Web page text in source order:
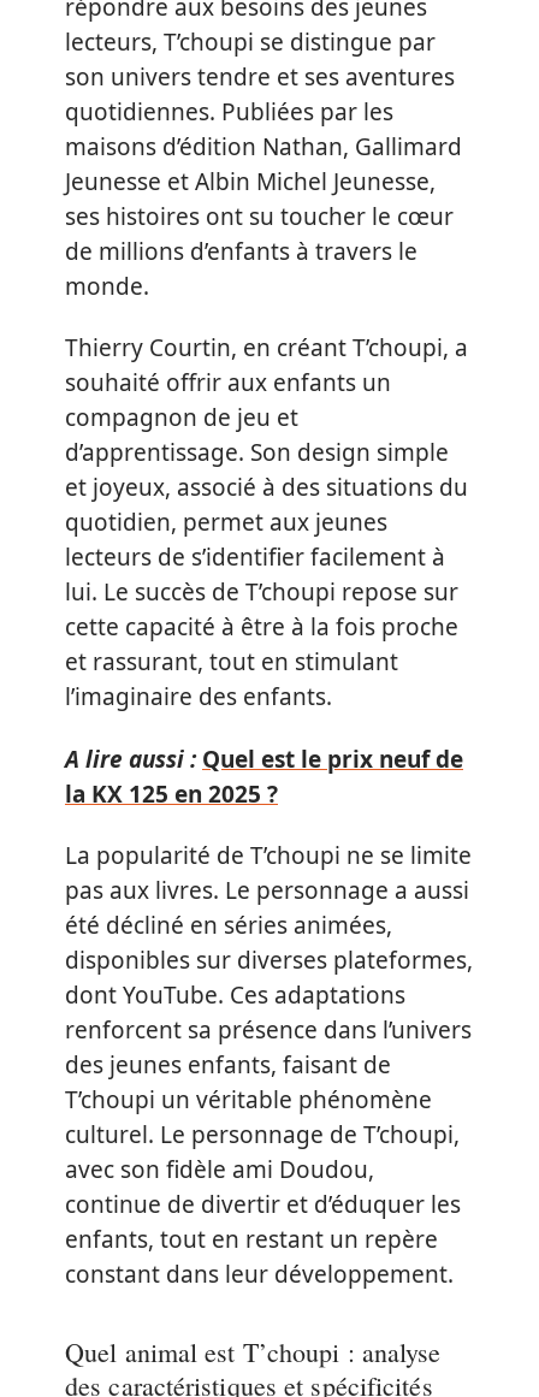
répondre aux besoins des jeunes
lecteurs, T’choupi se distingue par
son univers tendre et ses aventures
quotidiennes. Publiées par les
maisons d’édition Nathan, Gallimard
Jeunesse et Albin Michel Jeunesse,
ses histoires ont su toucher le cœur
de millions d’enfants à travers le
monde.
Thierry Courtin, en créant T’choupi, a
souhaité offrir aux enfants un
compagnon de jeu et
d’apprentissage. Son design simple
et joyeux, associé à des situations du
quotidien, permet aux jeunes
lecteurs de s’identifier facilement à
lui. Le succès de T’choupi repose sur
cette capacité à être à la fois proche
et rassurant, tout en stimulant
l’imaginaire des enfants.
A lire aussi : Quel est le prix neuf de
la KX 125 en 2025 ?
La popularité de T’choupi ne se limite
pas aux livres. Le personnage a aussi
été décliné en séries animées,
disponibles sur diverses plateformes,
dont YouTube. Ces adaptations
renforcent sa présence dans l’univers
des jeunes enfants, faisant de
T’choupi un véritable phénomène
culturel. Le personnage de T’choupi,
avec son fidèle ami Doudou,
continue de divertir et d’éduquer les
enfants, tout en restant un repère
constant dans leur développement.
Quel animal est T’choupi : analyse
des caractéristiques et spécificités